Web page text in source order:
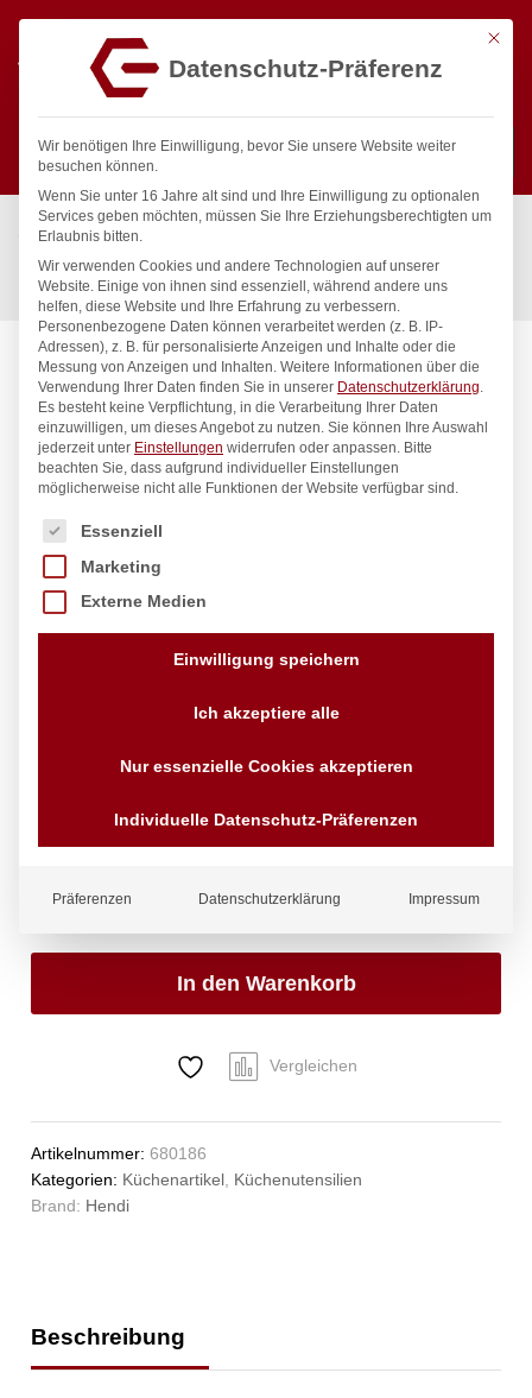
Suchen
Start / Gastronomiebedarf & Gastro Geräte für Profis
Küchenartikel
Küchenutensilien
/
Pinzette, geschwungen, HENDI, (L)240mm
Pinzette, geschwungen, HENDI,
(L)240mm
exkl. MwSt.
Versandkosten
geschwungen,
HENDI,
(L)240mm
In den Warenkorb
Vergleichen
Artikelnummer:680186
Kategorien: Küchenartikel Küchenutensilien
Brand: Hendi
Beschreibung
Mit
Datenschutz-Präferenz
Wir benötigen Ihre Einwilligung, bevor Sie unsere Website weiter
besuchen können.
Wenn Sie unter 16 Jahre alt sind und Ihre Einwilligung zu optionalen
Services geben möchten, müssen Sie Ihre Erziehungsberechtigten um
Erlaubnis bitten.
Wir verwenden Cookies und andere Technologien auf unserer
Website. Einige von ihnen sind essenziell, während andere uns
helfen, diese Website und Ihre Erfahrung zu verbessern.
Personenbezogene Daten können verarbeitet werden (z. B. IP-
Adressen), z. B. für personalisierte Anzeigen und Inhalte oder die
Messung von Anzeigen und Inhalten. Weitere Informationen über die
Verwendung Ihrer Daten finden Sie in unserer Datenschutzerklärung.
Es besteht keine Verpflichtung, in die Verarbeitung Ihrer Daten
einzuwilligen, um dieses Angebot zu nutzen. Sie können Ihre Auswahl
jederzeit unter Einstellungen widerrufen oder anpassen. Bitte
beachten Sie, dass aufgrund individueller Einstellungen
möglicherweise nicht alle Funktionen der Website verfügbar sind.
Es folgt eine Liste der Service-Gruppen, für die eine
Essenziell
Marketing
Externe Medien
Einwilligung speichern
Ich akzeptiere alle
Nur essenzielle Cookies akzeptieren
Individuelle Datenschutz-Präferenzen
Präferenzen Datenschutzerklärung Impressum